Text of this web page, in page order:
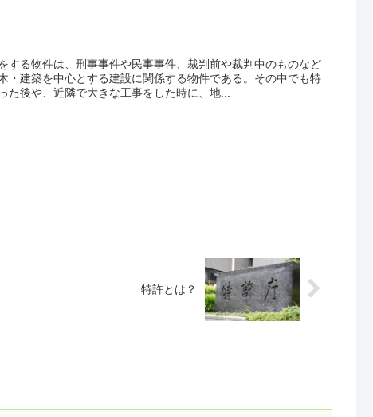
する物件は、刑事事件や民事事件、裁判前や裁判中のものなど
・建築を中心とする建設に関係する物件である。その中でも特
た後や、近隣で大きな工事をした時に、地...
特許とは？